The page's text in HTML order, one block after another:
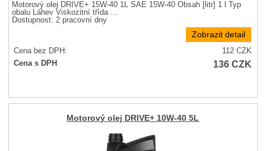
Motorový olej DRIVE+ 15W-40 1L SAE 15W-40 Obsah [litr] 1 l Typ
obalu Láhev Viskozitní třída ...
Dostupnost:2 pracovní dny
Zobrazit detail
Cena bez DPH: 112CZK
Cena s DPH
136CZK
Motorový olej DRIVE+ 10W-40 5L